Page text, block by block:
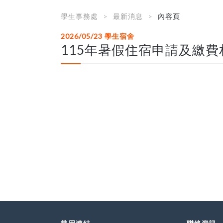
學生事務處 最新消息 內容頁
2026/05/23 學生宿舍
115年暑假住宿申請及繳